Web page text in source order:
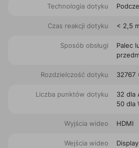
Technologia dotyku
Czas reakcji dotyku < 2,5
Sposób obsługi
Palec
Rozdzielczość dotyku 32767
Liczba punktów dotyku
32 dla
50 dla
Wyjścia wideo HDMI
Wejścia wideo